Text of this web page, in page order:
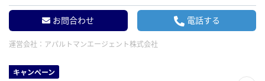
お問合わせ 電話する
運営会社： アパルトマンエージェント株式会社
キャンペーン